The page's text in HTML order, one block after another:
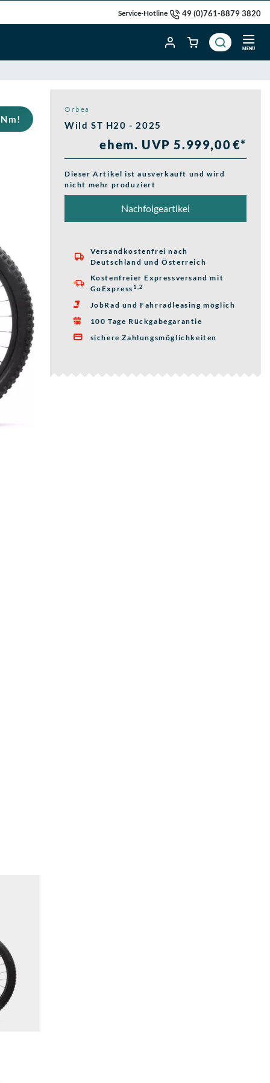
Service-Hotline 49 (0)761-8879 3820
MENÜ
Orbea
Wild ST H20 - 2025
ehem. UVP 5.999,00 €*
Dieser Artikel ist ausverkauft und wird
nicht mehr produziert
Nachfolgeartikel

Versandkostenfrei nach
Deutschland und Österreich

Kostenfreier Expressversand mit
GoExpress 1,2
 JobRad und Fahrradleasing möglich
 100 Tage Rückgabegarantie
 sichere Zahlungsmöglichkeiten